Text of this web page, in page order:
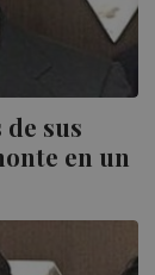
sus
en un